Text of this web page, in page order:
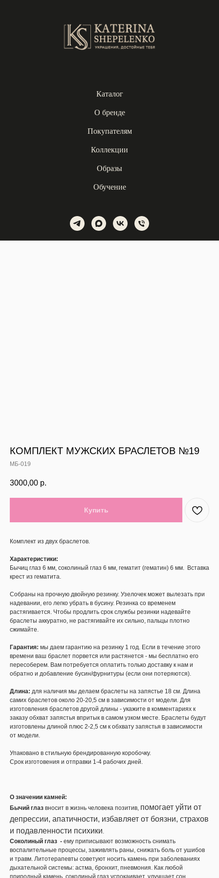
Каталог
О бренде
Покупателям
Коллекции
Образы
Обучение
КОМПЛЕКТ МУЖСКИХ БРАСЛЕТОВ №19
МБ-019
3000,00 р.
Купить
Комплект из двух браслетов.
Характеристики:
Бычиц глаз 6 мм, соколиный глаз 6 мм, гематит (гематин) 6 мм. Вставка
крест из гематита.
Собраны на прочную двойную резинку. Узелочек может вылезать при
надевании, его легко убрать в бусину. Резинка со временем
растягивается. Чтобы продлить срок службы резинки надевайте
браслеты аккуратно, не растягивайте их сильно, пальцы плотно
сжимайте.
Гарантия: мы даем гарантию на резинку 1 год. Если в течение этого
времени ваш браслет порвется или растянется - мы бесплатно его
пересоберем. Вам потребуется оплатить только доставку к нам и
обратно и добавление бусин/фурнитуры (если они потеряются).
Длина: для наличия мы делаем браслеты на запястье 18 см. Длина
самих браслетов около 20-20,5 см в зависимости от модели. Для
изготовления браслетов другой длины - укажите в комментариях к
заказу обхват запястья впритык в самом узком месте. Браслеты будут
изготовлены длиной плюс 2-2,5 см к обхвату запястья в зависимости
от модели.
Упаковано в стильную брендированную коробочку.
Срок изготовения и отправки 1-4 рабочих дней.
О значении камней:
Бычий глаз вносит в жизнь человека позитив, помогает уйти от
депрессии, апатичности, избавляет от боязни, страхов
и подавленности психики.
Соколиный глаз - ему приписывают возможность снимать
воспалительные процессы, заживлять раны, снижать боль от ушибов
и травм. Литотерапевты советуют носить камень при заболеваниях
дыхательной системы: астма, бронхит, пневмония. Как любой
природный камень, соколиный глаз успокаивает, улучшает сон,